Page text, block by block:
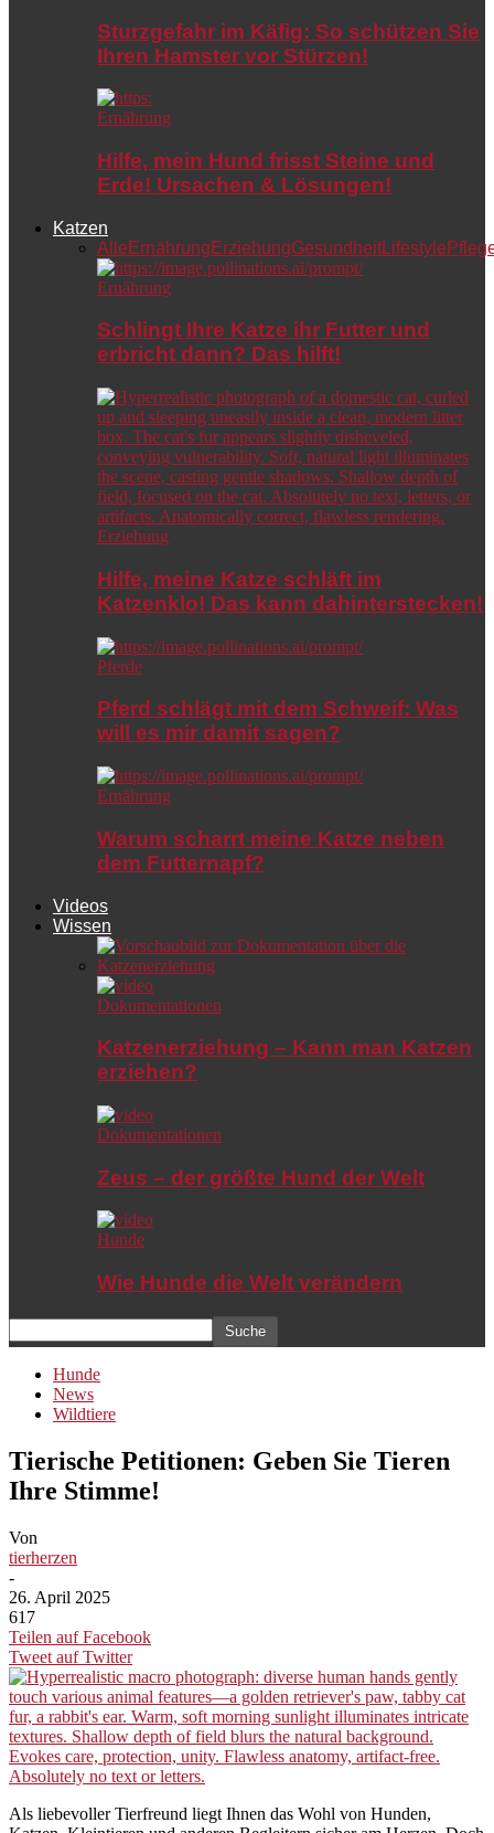
Sturzgefahr im Käfig: So schützen Sie
Ihren Hamster vor Stürzen!
Ernährung
Hilfe, mein Hund frisst Steine und
Erde! Ursachen & Lösungen!
Katzen
Alle Ernährung ErziehungGesundheitLifestyle
Ernährung
Schlingt Ihre Katze ihr Futter und
erbricht dann? Das hilft!
Erziehung
Hilfe, meine Katze schläft im
Katzenklo! Das kann dahinterstecken!
Pferde
Pferd schlägt mit dem Schweif: Was
will es mir damit sagen?
Ernährung
Warum scharrt meine Katze neben
dem Futternapf?
Videos
Wissen
Dokumentationen
Katzenerziehung – Kann man Katzen
erziehen?
Dokumentationen
Zeus – der größte Hund der Welt
Hunde
Wie Hunde die Welt verändern
Hunde
News
Wildtiere
Tierische Petitionen: Geben Sie Tieren
Ihre Stimme!
Von
tierherzen
-
26. April 2025
617
Teilen auf Facebook
Tweet auf Twitter
Als liebevoller Tierfreund liegt Ihnen das Wohl von Hunden,